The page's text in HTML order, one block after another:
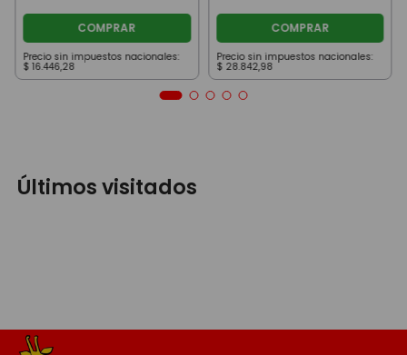
COMPRAR
Precio sin impuestos nacionales:
$ 16.446,28
COMPRAR
Precio sin impuestos nacionales:
$ 28.842,98
Últimos visitados